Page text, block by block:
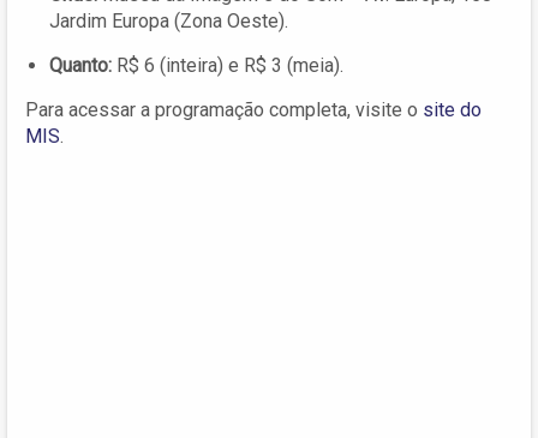
Jardim Europa (Zona Oeste).
Quanto: R$ 6 (inteira) e R$ 3 (meia).
Para acessar a programação completa, visite o site do
MIS.